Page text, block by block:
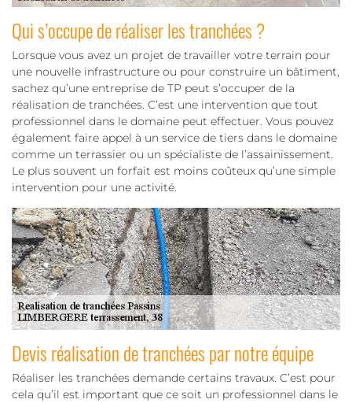
Qui s’occupe de réaliser les tranchées ?
Lorsque vous avez un projet de travailler votre terrain pour
une nouvelle infrastructure ou pour construire un bâtiment,
sachez qu’une entreprise de TP peut s’occuper de la
réalisation de tranchées. C’est une intervention que tout
professionnel dans le domaine peut effectuer. Vous pouvez
également faire appel à un service de tiers dans le domaine
comme un terrassier ou un spécialiste de l’assainissement.
Le plus souvent un forfait est moins coûteux qu’une simple
intervention pour une activité.
Devis réalisation de tranchées par notre équipe
Réaliser les tranchées demande certains travaux. C’est pour
cela qu’il est important que ce soit un professionnel dans le